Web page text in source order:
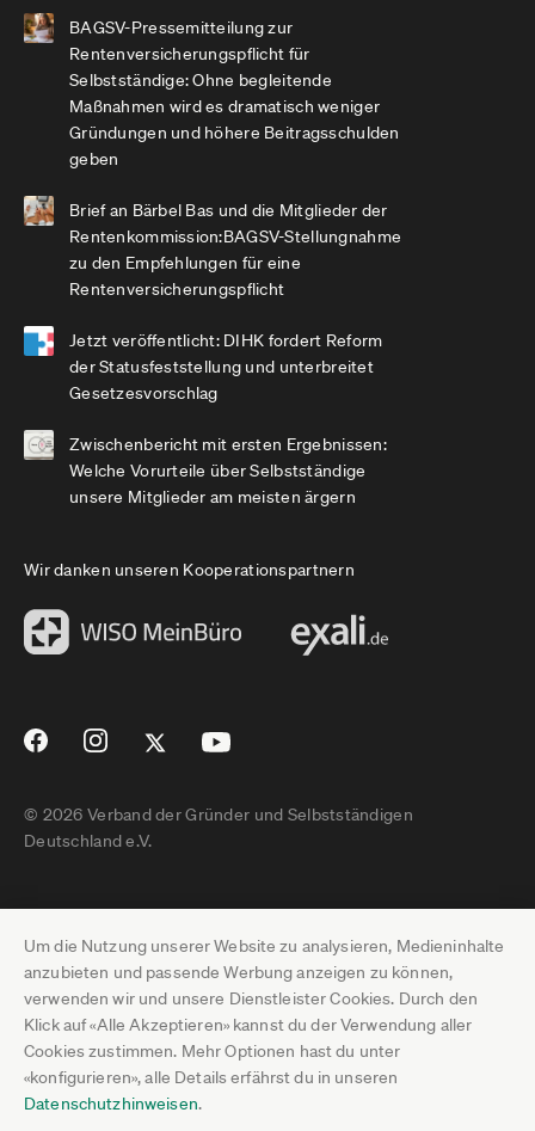
Um die Nutzung unserer Website zu analysieren, Medieninhalte
anzubieten und passende Werbung anzeigen zu können,
verwenden wir und unsere Dienstleister Cookies. Durch den
Klick auf «Alle Akzeptieren» kannst du der Verwendung aller
Cookies zustimmen. Mehr Optionen hast du unter
«konfigurieren», alle Details erfährst du in unseren
Datenschutzhinweisen.
BAGSV-Pressemitteilung zur
Rentenversicherungspflicht für
Selbstständige: Ohne begleitende
Maßnahmen wird es dramatisch weniger
Gründungen und höhere Beitragsschulden
geben
Brief an Bärbel Bas und die Mitglieder der
Rentenkommission:BAGSV-Stellungnahme
zu den Empfehlungen für eine
Rentenversicherungspflicht
Jetzt veröffentlicht: DIHK fordert Reform
der Statusfeststellung und unterbreitet
Gesetzesvorschlag
Zwischenbericht mit ersten Ergebnissen:
Welche Vorurteile über Selbstständige
unsere Mitglieder am meisten ärgern
Wir danken unseren Kooperationspartnern
© 2026 Verband der Gründer und Selbstständigen
Deutschland e.V.
Impressum
Datenschutz
Pressebereich
Jobs